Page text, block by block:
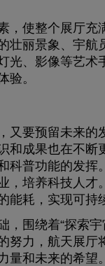
使整个展厅充
壮丽景象、宇航
光、影像等艺术
验。
要预留未来的
和成果也在不断
科普功能的发挥
，培养科技人才
耗，实现可持
围绕着“探索宇
努力，航天展厅
和未来的希望。